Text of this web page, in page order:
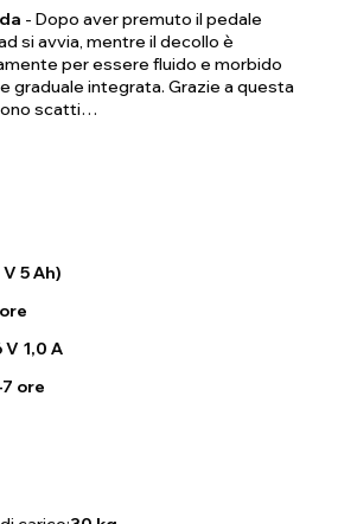
- Dopo aver premuto il pedale
si avvia, mentre il decollo è
per essere fluido e morbido
graduale integrata. Grazie a questa
scatti…
5 Ah)
V 1,0 A
ore